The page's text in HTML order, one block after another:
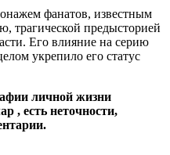
фанатов, известным
трагической предысторией
Его влияние на серию
укрепило его статус
личной жизни
, есть неточности,